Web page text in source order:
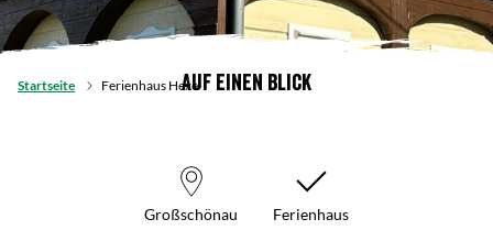
Startseite Ferienhaus HexeAuf einen Blick
Großschönau Ferienhaus